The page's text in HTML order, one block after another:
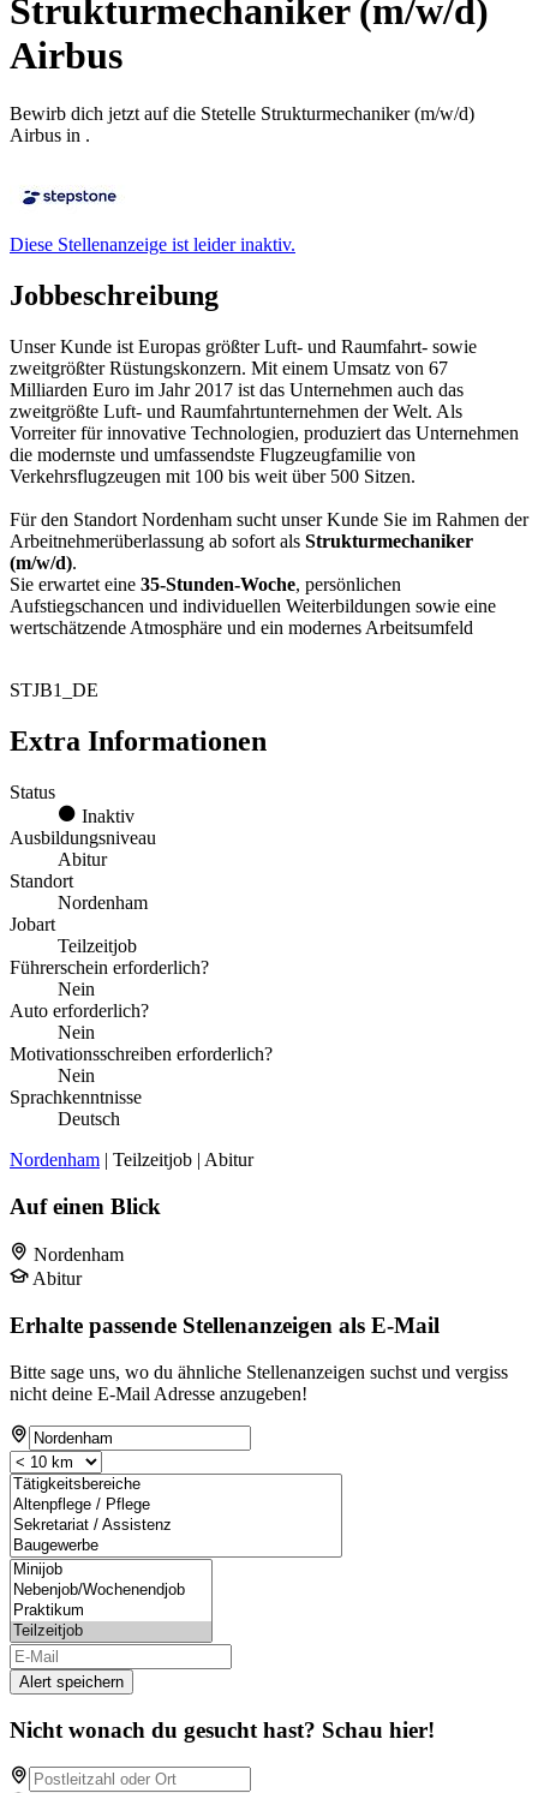
Strukturmechaniker (m/w/d)
Airbus
Bewirb dich jetzt auf die Stetelle Strukturmechaniker (m/w/d)
Airbus in .
Diese Stellenanzeige ist leider inaktiv.
Jobbeschreibung
Unser Kunde ist Europas größter Luft- und Raumfahrt- sowie
zweitgrößter Rüstungskonzern. Mit einem Umsatz von 67
Milliarden Euro im Jahr 2017 ist das Unternehmen auch das
zweitgrößte Luft- und Raumfahrtunternehmen der Welt. Als
Vorreiter für innovative Technologien, produziert das Unternehmen
die modernste und umfassendste Flugzeugfamilie von
Verkehrsflugzeugen mit 100 bis weit über 500 Sitzen.
Für den Standort Nordenham sucht unser Kunde Sie im Rahmen der
Arbeitnehmerüberlassung ab sofort als Strukturmechaniker
(m/w/d).
Sie erwartet eine 35-Stunden-Woche, persönlichen
Aufstiegschancen und individuellen Weiterbildungen sowie eine
wertschätzende Atmosphäre und ein modernes Arbeitsumfeld
STJB1_DE
Extra Informationen
Status
Inaktiv
Ausbildungsniveau
Abitur
Standort
Nordenham
Jobart
Teilzeitjob
Führerschein erforderlich?
Nein
Auto erforderlich?
Nein
Motivationsschreiben erforderlich?
Nein
Sprachkenntnisse
Deutsch
Nordenham | Teilzeitjob | Abitur
Auf einen Blick
Nordenham
Abitur
Erhalte passende Stellenanzeigen als E-Mail
Bitte sage uns, wo du ähnliche Stellenanzeigen suchst und vergiss
nicht deine E-Mail Adresse anzugeben!
Alert speichern
Nicht wonach du gesucht hast? Schau hier!